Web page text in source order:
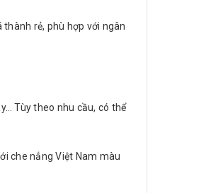
rẻ, phù hợp với ngân
Tùy theo nhu cầu, có thể
che nắng Việt Nam màu